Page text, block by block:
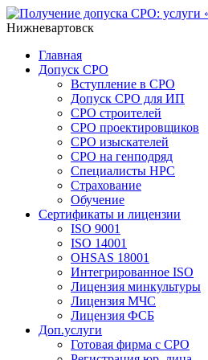
Нижневартовск
Главная
Допуск СРО
Вступление в СРО
Допуск СРО для ИП
СРО строителей
СРО проектировщиков
СРО изыскателей
СРО на генподряд
Специалисты НРС
Страхование
Обучение
Сертификаты и лицензии
ISO 9001
ISO 14001
OHSAS 18001
Интегрированное ISO
Лицензия минкультуры
Лицензия МЧС
Лицензия ФСБ
Доп.услуги
Готовая фирма с СРО